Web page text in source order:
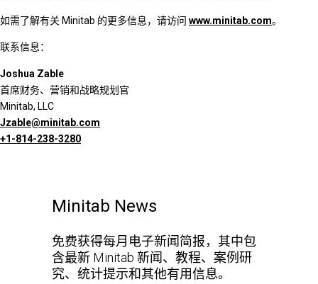
如需了解有关 Minitab 的更多信息，请访问 www.minitab.com。
联系信息：
Joshua Zable
首席财务、营销和战略规划官
Minitab, LLC
Jzable@minitab.com
+1-814-238-3280
Minitab News
免费获得每月电子新闻简报，其中包
含最新 Minitab 新闻、教程、案例研
究、统计提示和其他有用信息。